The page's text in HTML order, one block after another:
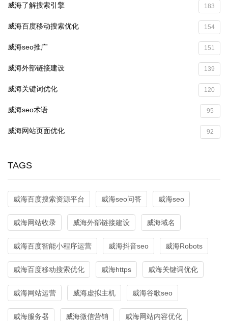
威海了解搜索引擎 183
威海百度移动搜索优化 154
威海seo推广 151
威海外部链接建设 139
威海关键词优化 120
威海seo术语 95
威海网站页面优化 92
TAGS
威海百度搜索资源平台 威海seo问答 威海seo
威海网站收录 威海外部链接建设 威海域名
威海百度智能小程序运营 威海抖音seo 威海Robots
威海百度移动搜索优化 威海https 威海关键词优化
威海网站运营 威海虚拟主机 威海谷歌seo
威海服务器 威海微信营销 威海网站内容优化